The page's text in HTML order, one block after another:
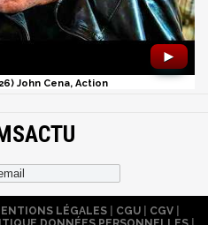
►
John Cena, Action
LÉGALES| CGU| CGV|